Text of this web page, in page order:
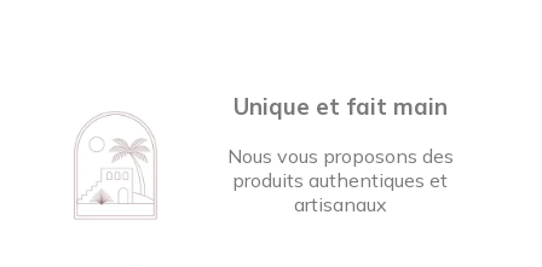
Unique et fait main
Nous vous proposons des
produits authentiques et
artisanaux